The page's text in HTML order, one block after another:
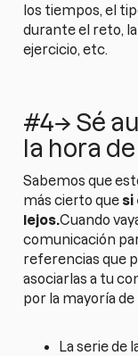
los tiempos, el
durante el reto,
ejercicio, etc.
#4→ Sé
la hora
Sabemos que
más cierto que si
lejos.Cuando
comunicación
referencias que
asociarlas a tu
por la mayoría de
La serie de